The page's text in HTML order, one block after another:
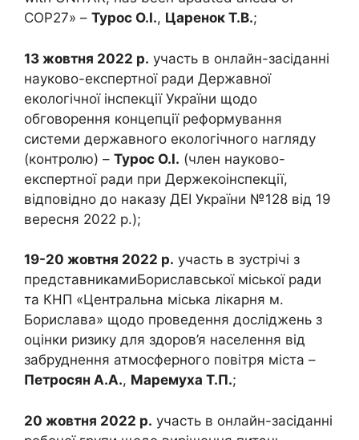
COP27» – Турос О.І., Царенок Т.В.;
13 жовтня 2022 р. участь в онлайн-засіданні
науково-експертної ради Державної
екологічної інспекції України щодо
обговорення концепції реформування
системи державного екологічного нагляду
(контролю) – Турос О.І. (член науково-
експертної ради при Держекоінспекції,
відповідно до наказу ДЕІ України №128 від 19
вересня 2022 р.);
19-20 жовтня 2022 р. участь в зустрічі з
представникамиБориславської міської ради
та КНП «Центральна міська лікарня м.
Борислава» щодо проведення досліджень з
оцінки ризику для здоров’я населення від
забруднення атмосферного повітря міста –
Петросян А.А., Маремуха Т.П.;
20 жовтня 2022 р. участь в онлайн-засіданні